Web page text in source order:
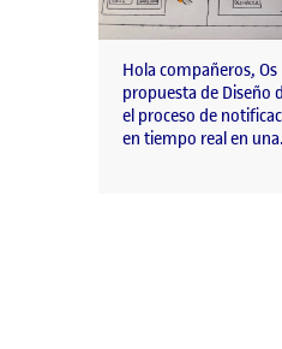
Hola compañeros,
propuesta de Diseño
el proceso de
en tiempo real en